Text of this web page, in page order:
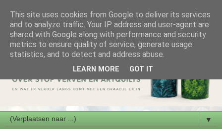
▼
This site uses cookies from Google to deliver its services
and to analyze traffic. Your IP address and user-agent are
shared with Google along with performance and security
metrics to ensure quality of service, generate usage
statistics, and to detect and address abuse.
LEARN MORE GOT IT